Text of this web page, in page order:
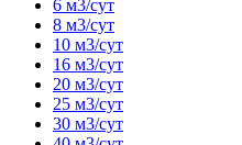
6 м3/сут
8 м3/сут
10 м3/сут
16 м3/сут
20 м3/сут
25 м3/сут
30 м3/сут